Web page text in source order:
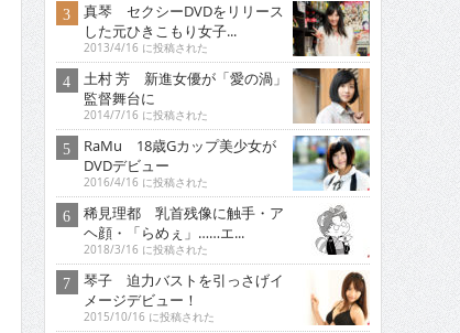
真琴 セクシーDVDをリリース
した元ひきこもり女子...
2013/4/16 に投稿された
土村 芳 新進女優が「愛の渦」
監督舞台に
2014/7/16 に投稿された
RaMu 18歳Gカップ美少女が
DVDデビュー
2016/4/16 に投稿された
稀見理都 乳首残像に触手・ア
ヘ顔・「らめぇ」……エ...
2018/3/16 に投稿された
琴子 迫力バストを引っさげイ
メージデビュー！
2015/10/16 に投稿された